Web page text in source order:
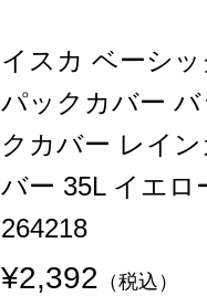
イスカ ベーシ
パックカバー
クカバー レイ
バー 35L イエロ
264218
¥2,392 （税込）